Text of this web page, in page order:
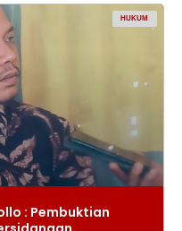
HUKUM
: Pembuktian